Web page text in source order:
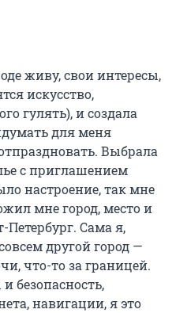
живу, свои интересы,
искусство,
гулять), и создала
для меня
Выбрала
с приглашением
настроение, так мне
мне город, место и
Сама я,
другой город —
что-то за границей.
безопасность,
навигации, я это